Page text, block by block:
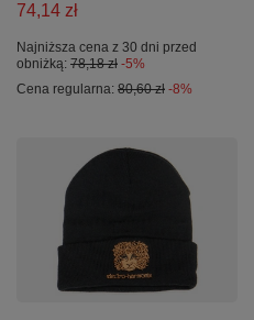
74,14 zł
Najniższa cena z 30 dni przed
obniżką: 78,18 zł -5%
Cena regularna: 80,60 zł -8%